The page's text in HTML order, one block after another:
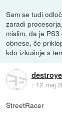
Sam se tudi
zaradi
mislim, da je
obnese, če
kdo izkušnje s
:: 12. maj
StreetRacer